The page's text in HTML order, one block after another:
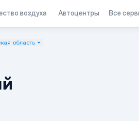
воздуха Автоцентры Все
область